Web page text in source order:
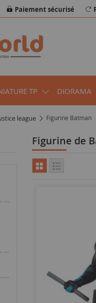
Paiement sécurisé
TP DIORAMA
league Figurine Batman
Figurine de